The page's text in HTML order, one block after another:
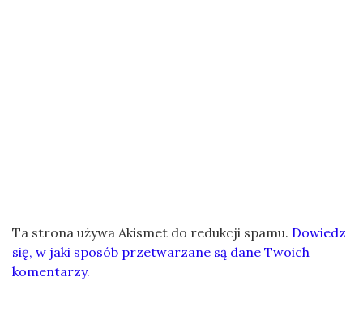
Ta strona używa Akismet do redukcji spamu. Dowiedz
się, w jaki sposób przetwarzane są dane Twoich
komentarzy.